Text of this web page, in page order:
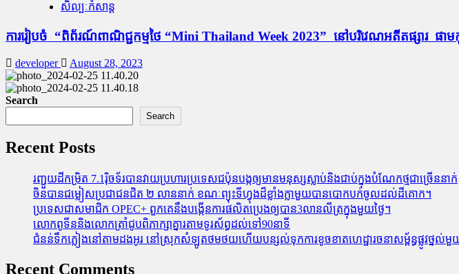
សិល្បៈកំសាន្ត
ការ​រៀប​ចំ “​ពិព័រណ៍​ពាណិជ្ជកម្មថៃ “Mini Thailand Week 2023” នៅបរិវេណអតីតផ្សារ​ ផា
developer August 28, 2023
Search
Search
Recent Posts
រញ្ជួយដីកម្រិត​ 7.1រ៉ិចទ័របានវាយប្រហារប្រទេសជប៉ុនបង្កឲ្យមានមនុស្សស្លាប់​និង​ជាប់ក្នុងបំណែកថ្មជាច្រើននាក់
ចិនបានជម្លៀសប្រជាជនជិត ២ លាននាក់ ខណៈព្យុះទីហ្វុងដ៏ខ្លាំងក្លាមួយបានបោកបក់ចូលដល់ដីគោក។
ប្រទេសជាសមាជិក OPEC+​ ពួកគេនឹងបង្កើនការផលិតប្រេងឲ្យបាន3លានលីត្រក្នុងមួយថ្ងៃ។
លោកពូទីននិងលោកត្រាំជូបពិភាក្សាគ្នារតាមទូរស័ព្ធដល់ទៅ90នាទី
ជំនន់​ទឹកភ្លៀង​នៅ​តាម​ដងអូរ​ នៅ​ស្រុក​សំឡូត​ថមថយ​ហើយ​បន្សល់​ទុក​ការ​ខូចខាត​ហេដ្ឋារចនាសម្ព័ន្ធ​ផ្លូវថ្នល់​
Recent Comments